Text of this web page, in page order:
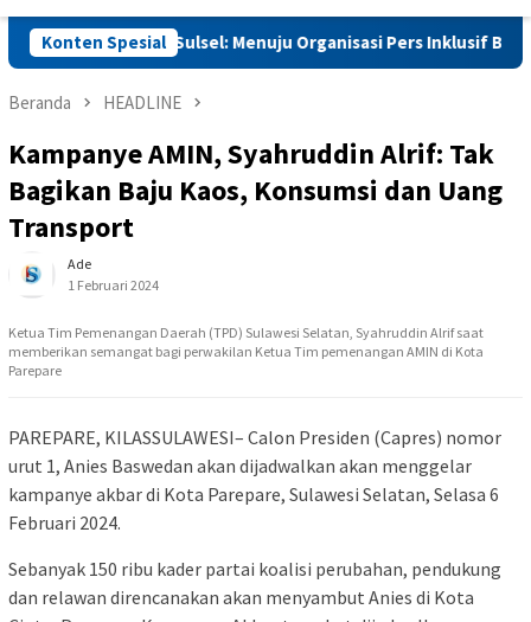
Konten Spesial
PWI Sulsel: Menuju Organisasi Pers Inklusif Berbasis
Beranda HEADLINE
Kampanye AMIN, Syahruddin Alrif: Tak
Bagikan Baju Kaos, Konsumsi dan Uang
Transport
Ade
1 Februari 2024
Ketua Tim Pemenangan Daerah (TPD) Sulawesi Selatan, Syahruddin Alrif saat
memberikan semangat bagi perwakilan Ketua Tim pemenangan AMIN di Kota
Parepare
PAREPARE, KILASSULAWESI– Calon Presiden (Capres) nomor
urut 1, Anies Baswedan akan dijadwalkan akan menggelar
kampanye akbar di Kota Parepare, Sulawesi Selatan, Selasa 6
Februari 2024.
Sebanyak 150 ribu kader partai koalisi perubahan, pendukung
dan relawan direncanakan akan menyambut Anies di Kota